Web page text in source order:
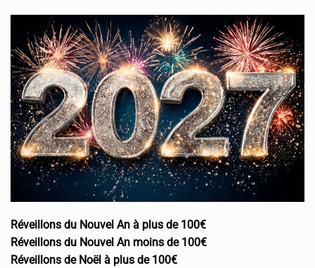
Réveillons du Nouvel An à plus de 100€
Réveillons du Nouvel An moins de 100€
Réveillons de Noël à plus de 100€